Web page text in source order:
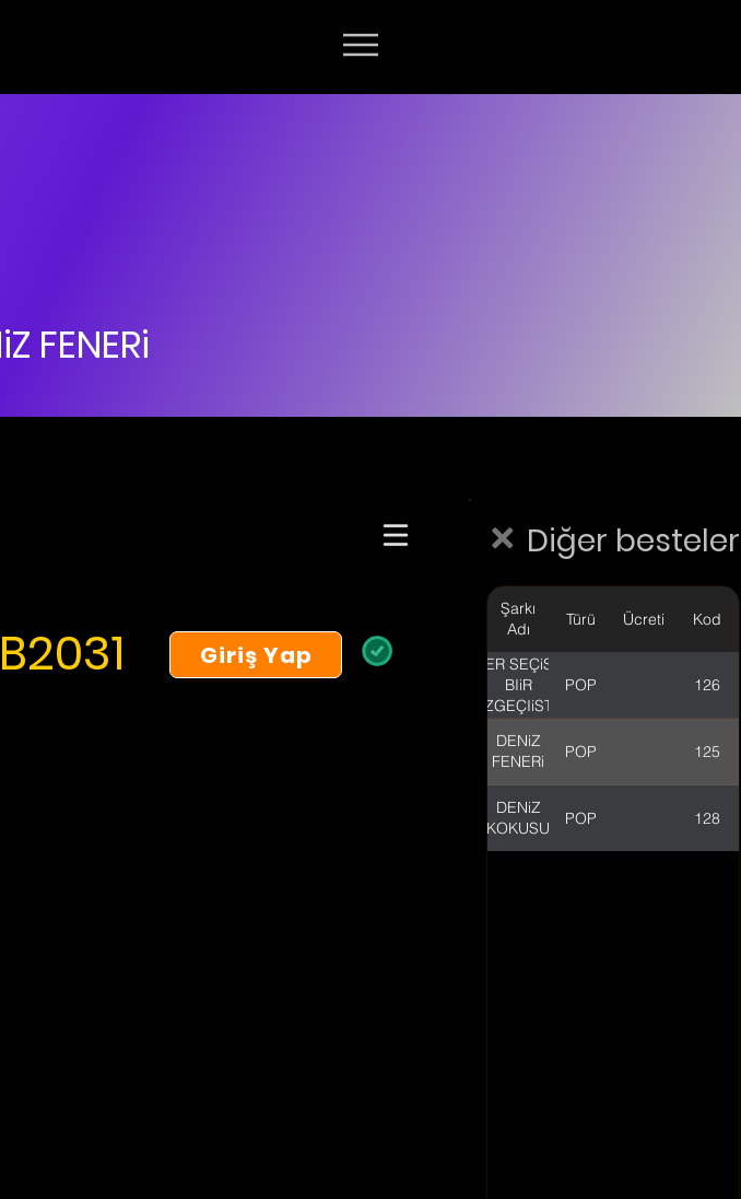
FENERi
B2031 Giriş Yap
Diğer
Şarkı
Adı
Türü Ücreti Kod
HER SEÇiSS
BIiR
VAZGEÇIiSTIiR
POP 126
DENiZ
FENERi
POP 125
DENiZ
KOKUSU
POP 128